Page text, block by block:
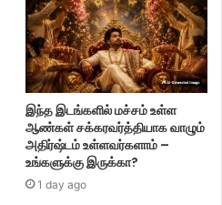
இந்த இடங்களில் மச்சம் உள்ள
ஆண்கள் சக்கரவர்த்தியாக வாழும்
அதிர்ஷ்டம் உள்ளவர்களாம் –
உங்களுக்கு இருக்கா?
1 day ago